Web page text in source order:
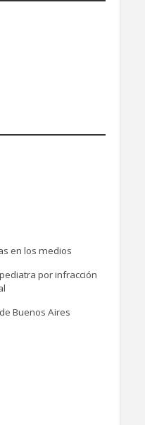
en los medios
por infracción
Buenos Aires